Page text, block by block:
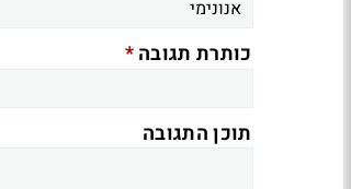
כותרת תגובה*
תוכן התגובה